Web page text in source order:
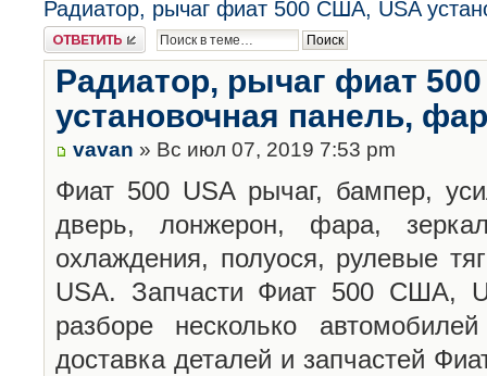
Радиатор, рычаг фиат 500 США, USA
Ответить
Радиатор, рычаг фиат
установочная панель,
vavan » Вс июл 07, 2019 7:53 pm
Фиат 500 USA рычаг, бампер,
дверь, лонжерон, фара,
охлаждения, полуося, рулевые
USA. Запчасти Фиат 500 США,
разборе несколько
доставка деталей и запчастей